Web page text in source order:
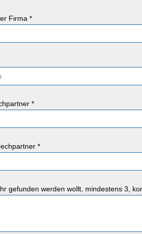
Firma *
*
*
gefunden werden wollt, mindestens 3,